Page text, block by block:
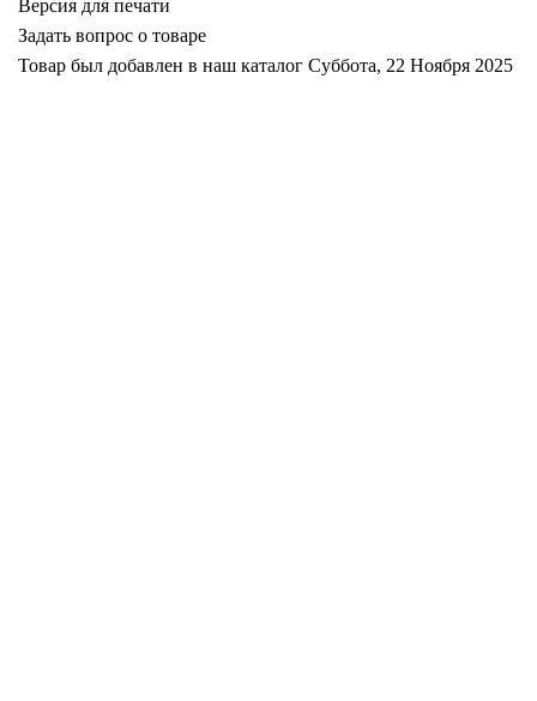
Версия для печати
Задать вопрос о товаре
Товар был добавлен в наш каталог Суббота, 22 Ноября 2025